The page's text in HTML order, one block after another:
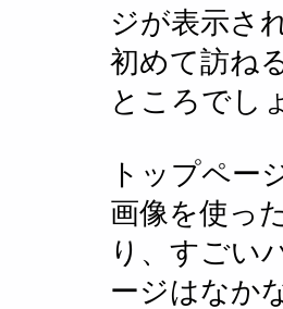
ジが表示さ
初めて訪ね
ところでし
トップペー
画像を使っ
り、すごい
ージはなか